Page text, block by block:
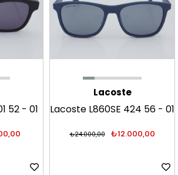
52 - 01
Lacoste
Lacoste L860SE 424 56 - 01
Güneş Gözlüğü
₺12.000,00
₺24.000,00